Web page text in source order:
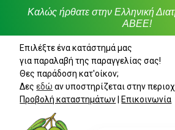
Καλώς ήρθατε στην Ελληνική
ΑΒΕΕ!
Επιλέξτε ένα κατάστημά μας
για παραλαβή της παραγγελίας σας!
Θες παράδοση κατ'οίκον;
Δεςεδώ αν υποστηρίζεται στην
Προβολή καταστημάτων
Επικοινωνία